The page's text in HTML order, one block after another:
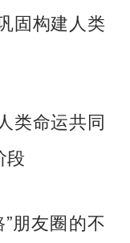
固构建人类
类命运共同
段
友圈的不